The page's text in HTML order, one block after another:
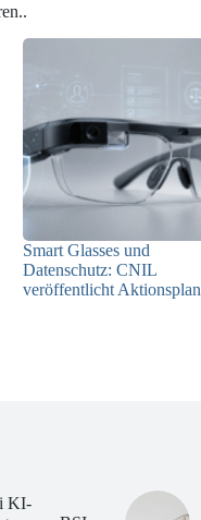
Smart Glasses und
Datenschutz: CNIL
veröffentlicht Aktionsplan
KI-